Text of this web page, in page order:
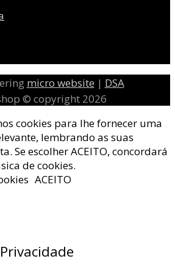
micro website | DSA
© copyright 2026
cookies para lhe fornecer uma
lembrando as suas
Se escolher ACEITO, concordará
de cookies.
ACEITO